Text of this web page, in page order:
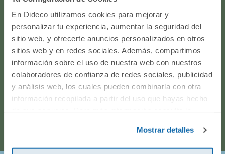
En Dideco utilizamos cookies para mejorar y
personalizar tu experiencia, aumentar la seguridad del
sitio web, y ofrecerte anuncios personalizados en otros
sitios web y en redes sociales. Además, compartimos
información sobre el uso de nuestra web con nuestros
colaboradores de confianza de redes sociales, publicidad
y análisis web, los cuales pueden combinarla con otra
información recopilada a partir del uso que hayas hecho
Mostrar detalles
916597360
Correo electrónico
Horario de atención telefónica: de Lunes a Viernes, de
9:00h a 17:00h.